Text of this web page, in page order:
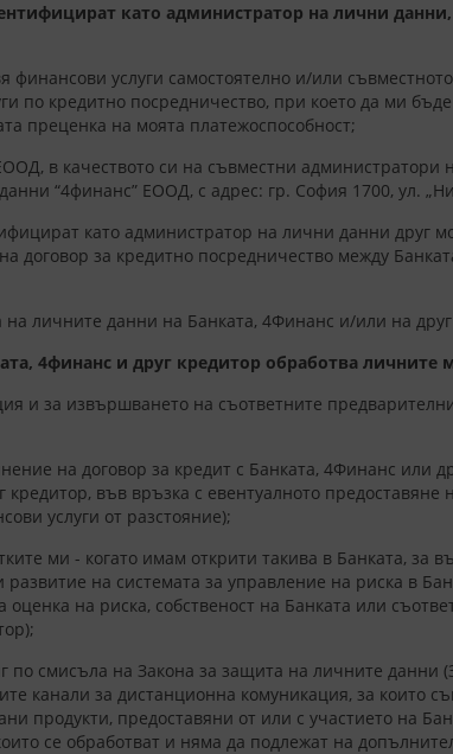
като администратор на лични
финансови услуги самостоятелно и/или
по кредитно посредничество, при което да ми
преценка на моята платежоспособност;
в качеството си на съвместни
“4финанс” ЕООД, с адрес: гр. София 1700, ул.
като администратор на лични данни друг
договор за кредитно посредничество между
на личните данни на Банката, 4Финанс и/или на
4финанс и друг кредитор обработва личните
и за извършването на съответните
на договор за кредит с Банката, 4Финанс или
кредитор, във връзка с евентуалното
услуги от разстояние);
ми - когато имам открити такива в Банката,
развитие на системата за управление на риска в
оценка на риска, собственост на Банката или
по смисъла на Закона за защита на личните
канали за дистанционна комуникация, за които
продукти, предоставяни от или с участието на
се обработват и няма да подлежат на